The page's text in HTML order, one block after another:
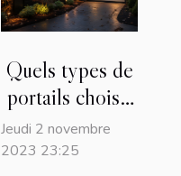
Quels types de
portails choisir
pour une
maison ?
Jeudi 2 novembre
2023 23:25